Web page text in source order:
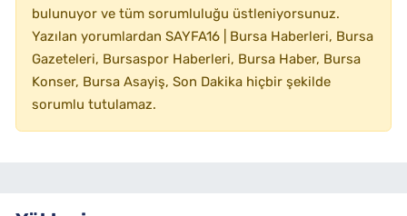
bulunuyor ve tüm sorumluluğu üstleniyorsunuz.
Yazılan yorumlardan SAYFA16 | Bursa Haberleri, Bursa
Gazeteleri, Bursaspor Haberleri, Bursa Haber, Bursa
Konser, Bursa Asayiş, Son Dakika hiçbir şekilde
sorumlu tutulamaz.